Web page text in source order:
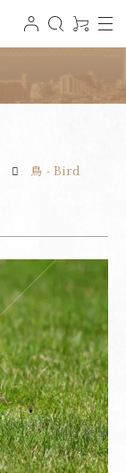
ロ
グ 索
0
ア
t
g
a
鳥 - Bird